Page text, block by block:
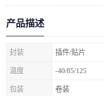
产品描述
封装 插件/贴片
温度 -40/85/125
包装 卷装